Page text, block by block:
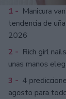
1 - Manicura
tendencia de
2026
2 - Rich girl
unas manos
3 - 4
agosto para